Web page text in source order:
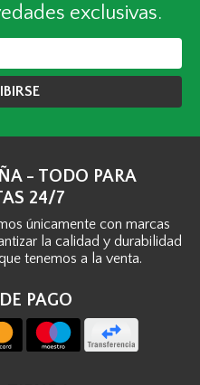
exclusivas.
- TODO PARA
24/7
únicamente con marcas
la calidad y durabilidad
tenemos a la venta.
PAGO